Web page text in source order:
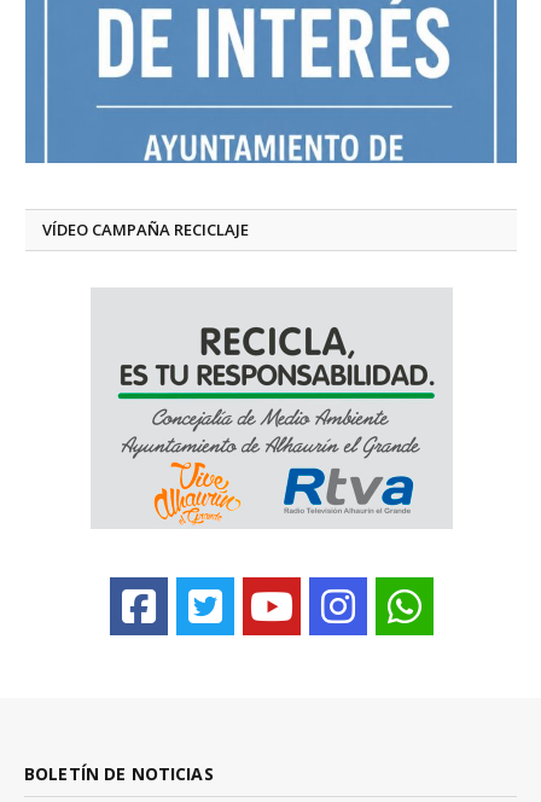
VÍDEO CAMPAÑA RECICLAJE
BOLETÍN DE NOTICIAS